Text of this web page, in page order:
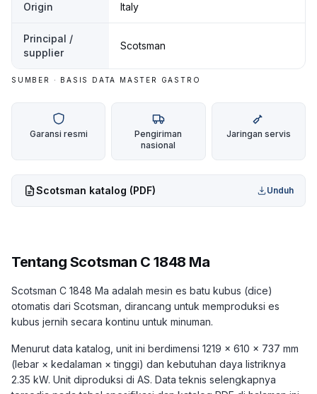
Origin Italy
Principal /
supplier
Scotsman
SUMBER · BASIS DATA MASTER GASTRO
Garansi resmi
Pengiriman
nasional
Jaringan servis
Scotsman katalog (PDF) Unduh
Tentang Scotsman C 1848 Ma
Scotsman C 1848 Ma adalah mesin es batu kubus (dice)
otomatis dari Scotsman, dirancang untuk memproduksi es
kubus jernih secara kontinu untuk minuman.
Menurut data katalog, unit ini berdimensi 1219 × 610 × 737 mm
(lebar × kedalaman × tinggi) dan kebutuhan daya listriknya
2.35 kW. Unit diproduksi di AS. Data teknis selengkapnya